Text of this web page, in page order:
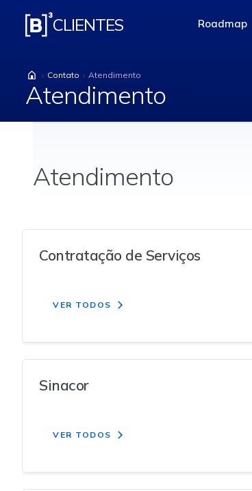
Atendimento
CLIENTES Roadmap
Contato Atendimento
Atendimento
Atendimento
Contratação de Serviços
VER TODOS
Sinacor
VER TODOS